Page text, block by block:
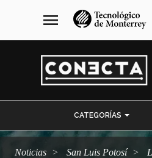
navegación
principal
menu
CATEGORÍAS
Noticias San Luis Potosí